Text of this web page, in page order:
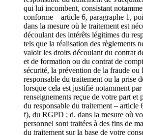
qui lui incombent, consistant
conforme – article 6, paragraphe 1,
dans la mesure où le traitement est
découlant des intérêts légitimes du
tels que la réalisation des règlements
valoir les droits découlant du contrat
et de formation ou du contrat de
sécurité, la prévention de la fraude ou
responsable du traitement ou la prise
lorsque cela est justifié notamment
renseignements reçue de votre part et
du responsable du traitement – article
f), du RGPD ; d. dans la mesure où
personnel sont traitées à des fins de
du traitement sur la base de votre